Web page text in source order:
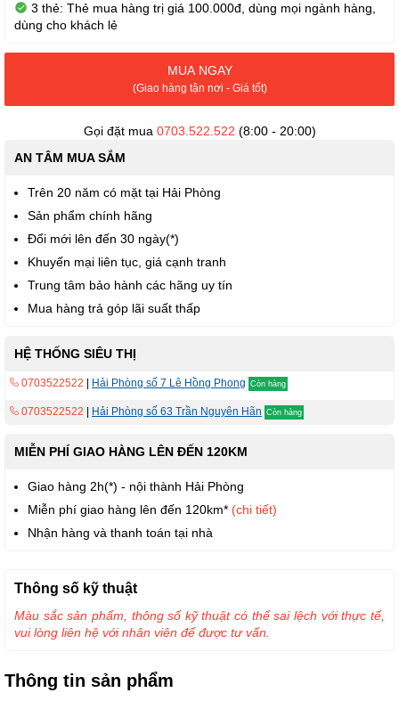
3 thẻ: Thẻ mua hàng trị giá 100.000đ, dùng mọi ngành hàng,
dùng cho khách lẻ
MUA NGAY
(Giao hàng tận nơi - Giá tốt)
Gọi đặt mua 0703.522.522 (8:00 - 20:00)
AN TÂM MUA SẮM
Trên 20 năm có mặt tại Hải Phòng
Sản phẩm chính hãng
Đổi mới lên đến 30 ngày(*)
Khuyến mại liên tục, giá cạnh tranh
Trung tâm bảo hành các hãng uy tín
Mua hàng trả góp lãi suất thấp
HỆ THỐNG SIÊU THỊ
0703522522 Hải Phòng số 7 Lê Hồng Phong Còn hàng
0703522522 Hải Phòng số 63 Trần Nguyên Hãn Còn hàng
MIỄN PHÍ GIAO HÀNG LÊN ĐẾN 120KM
Giao hàng 2h(*) - nội thành Hải Phòng
Miễn phí giao hàng lên đến 120km* (chi tiết)
Nhận hàng và thanh toán tại nhà
Thông tin sản phẩm
Thông số kỹ thuật
Màu sắc sản phẩm, thông số kỹ thuật có thể sai lệch với thực tế,
vui lòng liên hệ với nhân viên để được tư vấn.